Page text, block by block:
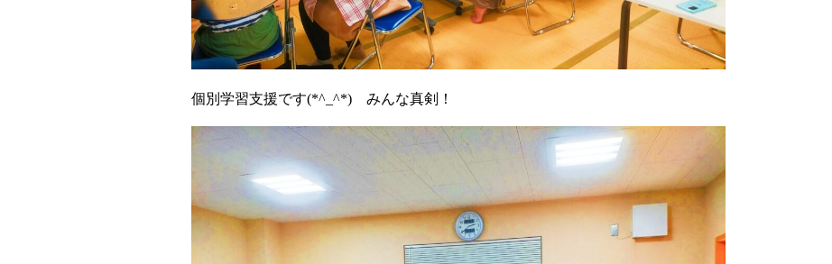
個別学習支援です(*^_^*) みんな真剣！